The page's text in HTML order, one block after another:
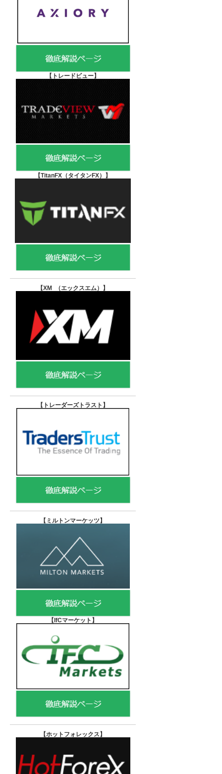
【 トレードビュー】
【TitanFX（タイタンFX） 】
【XM （エックスエム） 】
【トレーダーズトラスト 】
【 ミルトンマーケッツ】
【IfCマーケット 】
【ホットフォレックス 】